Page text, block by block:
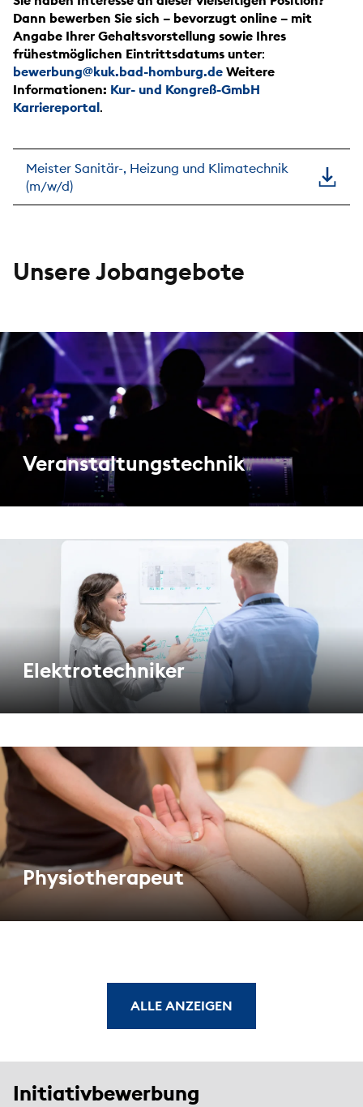
Dann bewerben Sie sich – bevorzugt online – mit
Angabe Ihrer Gehaltsvorstellung sowie Ihres
frühestmöglichen Eintrittsdatums unter:
bewerbung@kuk.bad-homburg.de Weitere
Informationen: Kur- und Kongreß-GmbH
Karriereportal.
Meister Sanitär-, Heizung und Klimatechnik
(m/w/d)
Unsere Jobangebote
Veranstaltungstechnik
Elektrotechniker
Physiotherapeut
ALLE ANZEIGEN
Initiativbewerbung